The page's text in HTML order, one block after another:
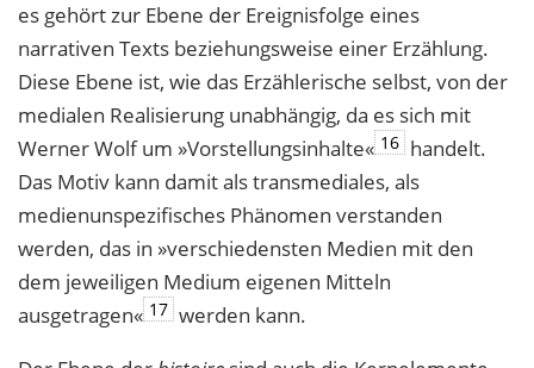
es gehört zur Ebene der Ereignisfolge eines
narrativen Texts beziehungsweise einer Erzählung.
Diese Ebene ist, wie das Erzählerische selbst, von der
medialen Realisierung unabhängig, da es sich mit
Werner Wolf um »Vorstellungsinhalte« 16 handelt.
Das Motiv kann damit als transmediales, als
medienunspezifisches Phänomen verstanden
werden, das in »verschiedensten Medien mit den
dem jeweiligen Medium eigenen Mitteln
ausgetragen« 17 werden kann.